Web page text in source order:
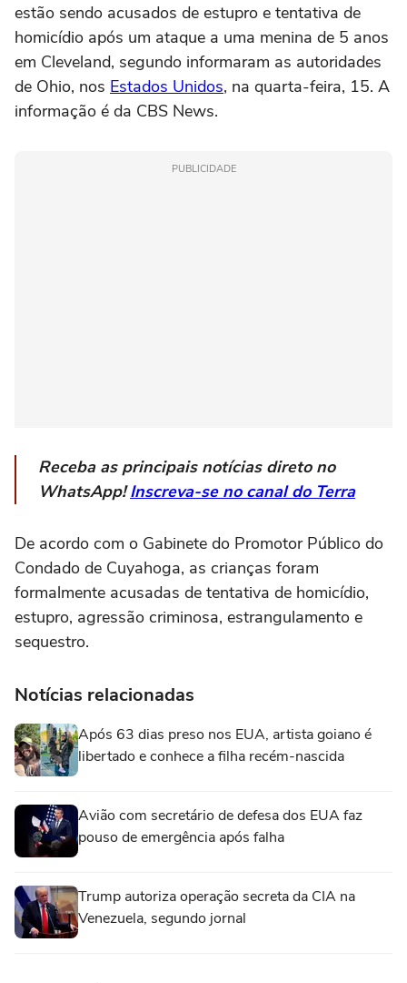
estão sendo acusados de estupro e tentativa de
homicídio após um ataque a uma menina de 5 anos
em Cleveland, segundo informaram as autoridades
de Ohio, nos Estados Unidos, na quarta-feira, 15. A
informação é da CBS News.
PUBLICIDADE
Receba as principais notícias direto no
WhatsApp!Inscreva-se no canal do Terra
De acordo com o Gabinete do Promotor Público do
Condado de Cuyahoga, as crianças foram
formalmente acusadas de tentativa de homicídio,
estupro, agressão criminosa, estrangulamento e
sequestro.
Notícias relacionadas
Após 63 dias preso nos EUA, artista goiano é
libertado e conhece a filha recém-nascida
Avião com secretário de defesa dos EUA faz
pouso de emergência após falha
Trump autoriza operação secreta da CIA na
Venezuela, segundo jornal